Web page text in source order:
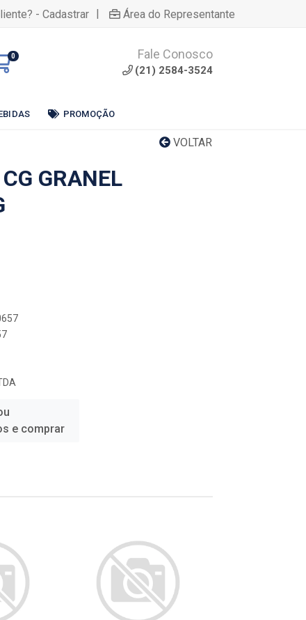
- Cadastrar | Área do Representante
0 Fale Conosco
(21) 2584-3524
PROMOÇÃO
VOLTAR
GRANEL
e comprar